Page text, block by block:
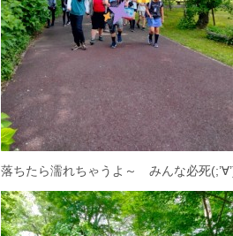
落ちたら濡れちゃうよ～ みんな必死